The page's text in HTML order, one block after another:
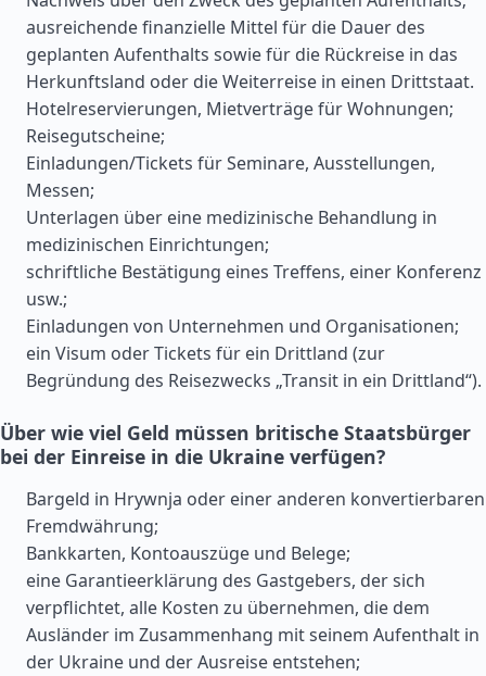
ausreichende finanzielle Mittel für die Dauer des
geplanten Aufenthalts sowie für die Rückreise in das
Herkunftsland oder die Weiterreise in einen Drittstaat.
Hotelreservierungen, Mietverträge für Wohnungen;
Reisegutscheine;
Einladungen/Tickets für Seminare, Ausstellungen,
Messen;
Unterlagen über eine medizinische Behandlung in
medizinischen Einrichtungen;
schriftliche Bestätigung eines Treffens, einer Konferenz
usw.;
Einladungen von Unternehmen und Organisationen;
ein Visum oder Tickets für ein Drittland (zur
Begründung des Reisezwecks „Transit in ein Drittland“).
Über wie viel Geld müssen britische Staatsbürger
bei der Einreise in die Ukraine verfügen?
Bargeld in Hrywnja oder einer anderen konvertierbaren
Fremdwährung;
Bankkarten, Kontoauszüge und Belege;
eine Garantieerklärung des Gastgebers, der sich
verpflichtet, alle Kosten zu übernehmen, die dem
Ausländer im Zusammenhang mit seinem Aufenthalt in
der Ukraine und der Ausreise entstehen;